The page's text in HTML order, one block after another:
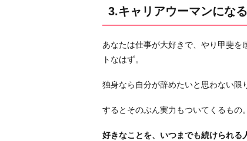
に
3.キャリアウーマンになる
あなたは仕事が大好きで、やり甲斐を
トなはず。
独身なら自分が辞めたいと思わない限
するとそのぶん実力もついてくるもの。
好きなことを、いつまでも続けられる